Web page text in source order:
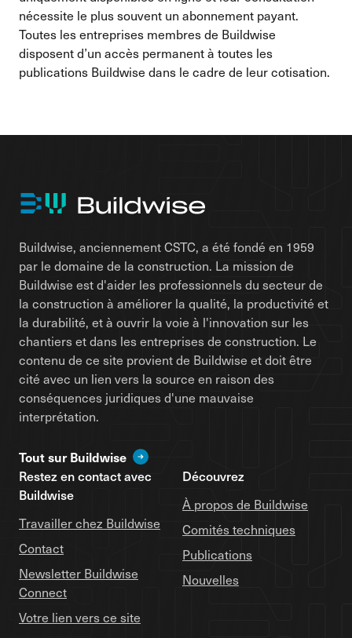
nécessite le plus souvent un abonnement payant.
Toutes les entreprises membres de Buildwise
disposent d’un accès permanent à toutes les
publications Buildwise dans le cadre de leur cotisation.
Buildwise, anciennement CSTC, a été fondé en 1959
par le domaine de la construction. La mission de
Buildwise est d'aider les professionnels du secteur de
la construction à améliorer la qualité, la productivité et
la durabilité, et à ouvrir la voie à l'innovation sur les
chantiers et dans les entreprises de construction. Le
contenu de ce site provient de Buildwise et doit être
cité avec un lien vers la source en raison des
conséquences juridiques d'une mauvaise
interprétation.
Tout sur Buildwise
Restez en contact avec
Buildwise
Travailler chez Buildwise
Contact
Newsletter Buildwise
Connect
Votre lien vers ce site
Découvrez
À propos de Buildwise
Comités techniques
Publications
Nouvelles